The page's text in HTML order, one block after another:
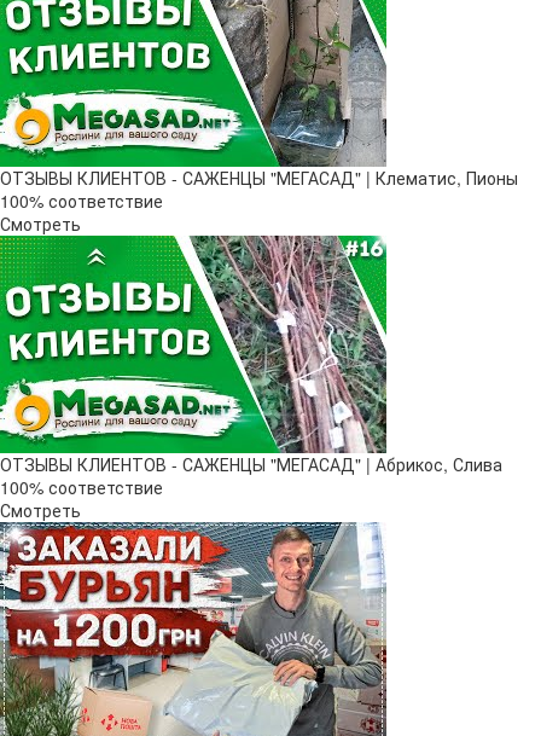
ОТЗЫВЫ КЛИЕНТОВ - САЖЕНЦЫ "МЕГАСАД" | Клематис, Пионы
100% соответствие
Смотреть
ОТЗЫВЫ КЛИЕНТОВ - САЖЕНЦЫ "МЕГАСАД" | Абрикос, Слива
100% соответствие
Смотреть